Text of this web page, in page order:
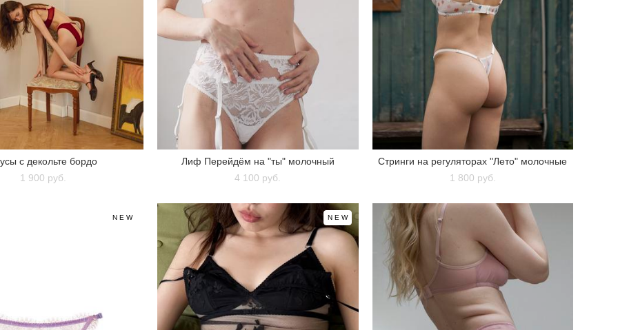
с декольте бордо
1 900 pуб.
Лиф Перейдём на "ты" молочный
4 100 pуб.
Стринги на регуляторах "Лето" молочные
1 800 pуб.
NEW NEW